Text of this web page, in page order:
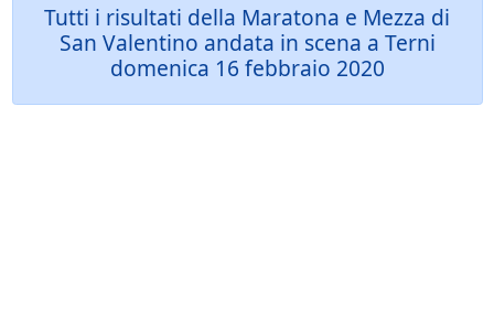
Tutti i risultati della Maratona e Mezza di
San Valentino andata in scena a Terni
domenica 16 febbraio 2020